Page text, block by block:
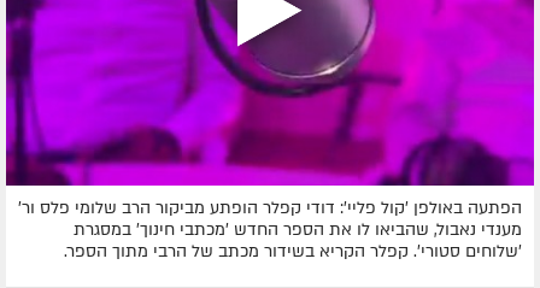
הפתעה באולפן 'קול פליי': דודי קפלר הופתע מביקור הרב שלומי פלס ור'
מענדי נאבול, שהביאו לו את הספר החדש 'מכתבי חינוך' במסגרת
'שלוחים סטורי'. קפלר הקריא בשידור מכתב של הרבי מתוך הספר.